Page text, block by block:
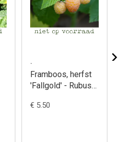
.
Framboos, herfst
'Fallgold' - Rubus
€ 5.50